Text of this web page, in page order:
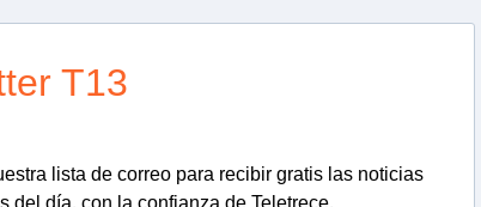
T13
lista de correo para recibir gratis las noticias
del día, con la confianza de Teletrece.